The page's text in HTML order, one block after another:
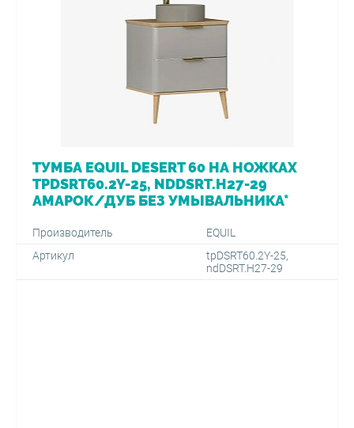
ТУМБА EQUIL DESERT 60 НА НОЖКАХ
TPDSRT60.2Y-25, NDDSRT.H27-29
АМАРОК/ДУБ БЕЗ УМЫВАЛЬНИКА*
Производитель
EQUIL
Артикул
tpDSRT60.2Y-25,
ndDSRT.H27-29